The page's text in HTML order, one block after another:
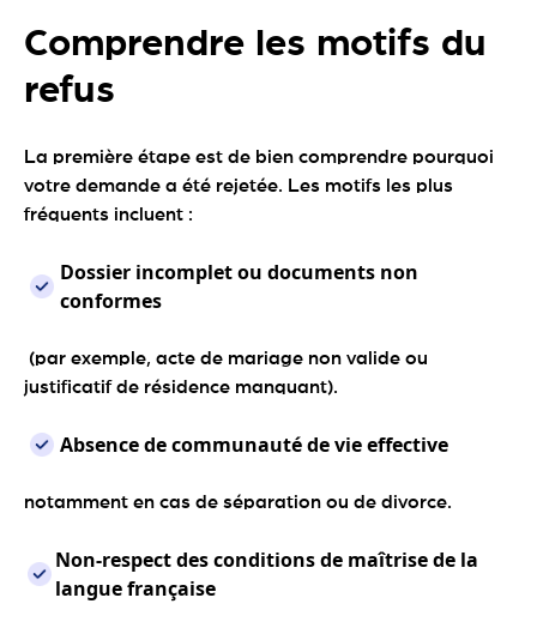
Comprendre les motifs du
refus
La première étape est de bien comprendre pourquoi
votre demande a été rejetée. Les motifs les plus
fréquents incluent :
Dossier incomplet ou documents non
conformes
(par exemple, acte de mariage non valide ou
justificatif de résidence manquant).
Absence de communauté de vie effective
notamment en cas de séparation ou de divorce.
Non-respect des conditions de maîtrise de la
langue française